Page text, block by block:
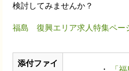
検討してみませんか？
福島 復興エリア求人特集ペー
添付ファイ